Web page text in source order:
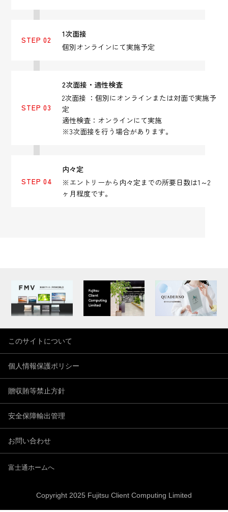
STEP 02
1次面接
個別オンラインにて実施予定
STEP 03
2次面接・適性検査
2次面接 ：個別にオンラインまたは対面で実施予
定
適性検査：オンラインにて実施
※3次面接を行う場合があります。
STEP 04
内々定
※エントリーから内々定までの所要日数は1～2
ヶ月程度です。
このサイトについて
個人情報保護ポリシー
贈収賄等禁止方針
安全保障輸出管理
お問い合わせ
富士通ホームへ
Copyright 2025 Fujitsu Client Computing Limited